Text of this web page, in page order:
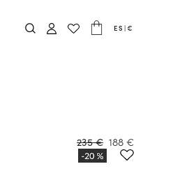
ES |€
235 € 188 €